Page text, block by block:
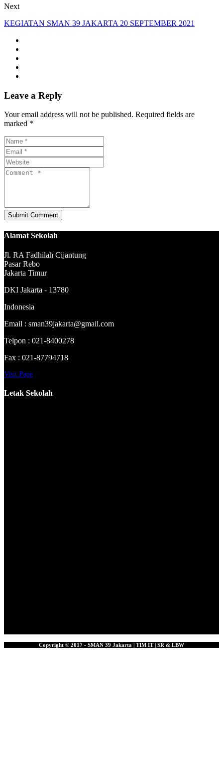
Next
KEGIATAN SMAN 39 JAKARTA 20 SEPTEMBER 2021
Leave a Reply
Your email address will not be published. Required fields are
marked *
Alamat Sekolah
Jl. RA Fadhilah Cijantung
Pasar Rebo
Jakarta Timur
DKI Jakarta - 13780
Indonesia
Email : sman39jakarta@gmail.com
Telpon : 021-8400278
Fax : 021-87794718
Visit Page
Letak Sekolah
Copyright © 2017 - SMAN 39 Jakarta | TIM IT | SR & LBW